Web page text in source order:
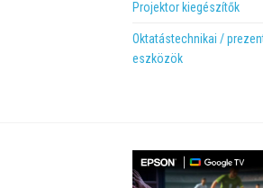
Projektor kiegészítők
Oktatástechnikai /
eszközök